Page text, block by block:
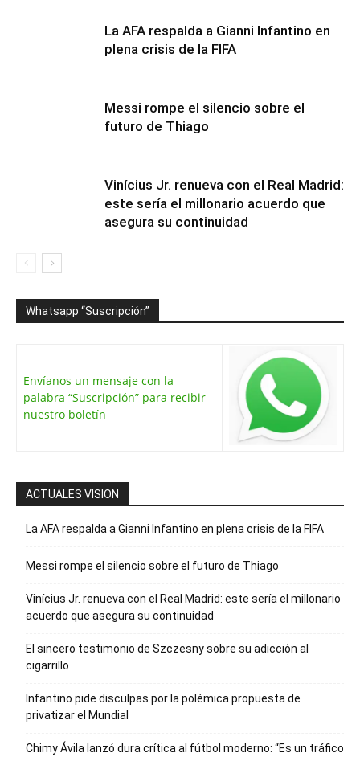
La AFA respalda a Gianni Infantino en
plena crisis de la FIFA
Messi rompe el silencio sobre el
futuro de Thiago
Vinícius Jr. renueva con el Real Madrid:
este sería el millonario acuerdo que
asegura su continuidad
Whatsapp “Suscripción”
Envíanos un mensaje con la
palabra “Suscripción” para recibir
nuestro boletín
ACTUALES VISION
La AFA respalda a Gianni Infantino en plena crisis de la FIFA
Messi rompe el silencio sobre el futuro de Thiago
Vinícius Jr. renueva con el Real Madrid: este sería el millonario
acuerdo que asegura su continuidad
El sincero testimonio de Szczesny sobre su adicción al
cigarrillo
Infantino pide disculpas por la polémica propuesta de
privatizar el Mundial
Chimy Ávila lanzó dura crítica al fútbol moderno: “Es un tráfico